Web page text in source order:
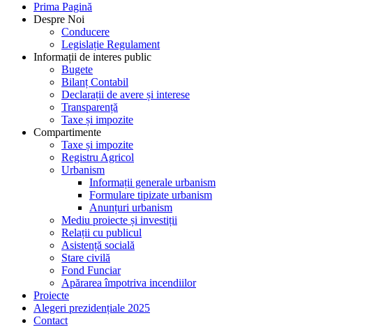
Prima Pagină
Despre Noi
Conducere
Legislație Regulament
Informații de interes public
Bugete
Bilanț Contabil
Declarații de avere și interese
Transparență
Taxe și impozite
Compartimente
Taxe și impozite
Registru Agricol
Urbanism
Informații generale urbanism
Formulare tipizate urbanism
Anunțuri urbanism
Mediu proiecte și investiții
Relații cu publicul
Asistență socială
Stare civilă
Fond Funciar
Apărarea împotriva incendiilor
Proiecte
Alegeri prezidențiale 2025
Contact